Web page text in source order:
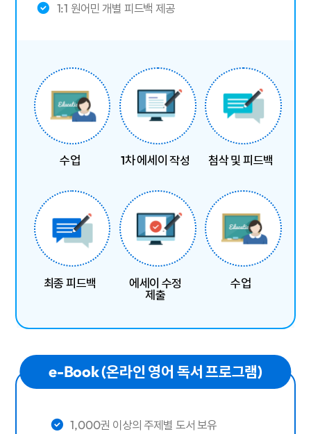
1:1 원어민 개별 피드백 제공
수업 1차 에세이 작성 첨삭 및 피드백
최종 피드백
에세이 수정
제출
수업
e-Book (온라인 영어 독서 프로그램)
1,000권 이상의 주제별 도서 보유